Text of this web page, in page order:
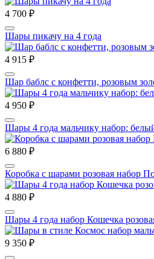
4 700 ₽
Шары пикачу на 4 года
4 915 ₽
Шар баблс с конфетти, розовым
4 950 ₽
Шары 4 года мальчику набор:
6 880 ₽
Коробка с шарами розовая набор
4 880 ₽
Шары 4 года набор Кошечка
9 350 ₽